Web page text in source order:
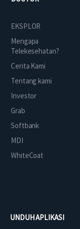
EKSPLOR
Mengapa
Telekesehatan?
Cerita Kami
Tentang kami
Investor
Grab
Softbank
MDI
WhiteCoat
UNDUH APLIKASI